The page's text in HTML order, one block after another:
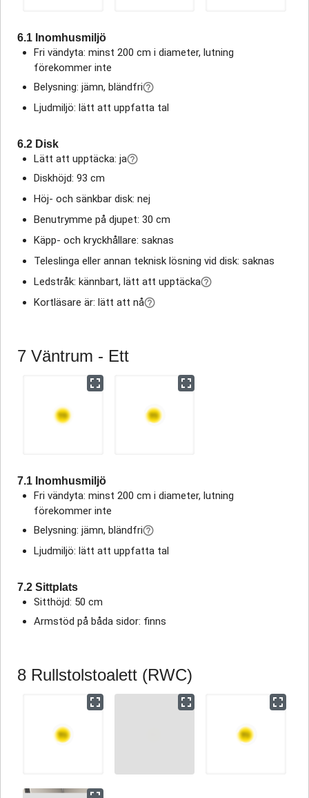
6.1 Inomhusmiljö
Fri vändyta: minst 200 cm i diameter, lutning
förekommer inte
Belysning: jämn, bländfri
Ljudmiljö: lätt att uppfatta tal
6.2 Disk
Lätt att upptäcka: ja
Diskhöjd: 93 cm
Höj- och sänkbar disk: nej
Benutrymme på djupet: 30 cm
Käpp- och kryckhållare: saknas
Teleslinga eller annan teknisk lösning vid disk: saknas
Ledstråk: kännbart, lätt att upptäcka
Kortläsare är: lätt att nå
7 Väntrum - Ett
7.1 Inomhusmiljö
Fri vändyta: minst 200 cm i diameter, lutning
förekommer inte
Belysning: jämn, bländfri
Ljudmiljö: lätt att uppfatta tal
7.2 Sittplats
Sitthöjd: 50 cm
Armstöd på båda sidor: finns
8 Rullstolstoalett (RWC)